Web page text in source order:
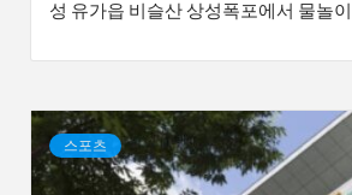
성 유가읍 비슬산 상성폭포에서 물놀
스포츠